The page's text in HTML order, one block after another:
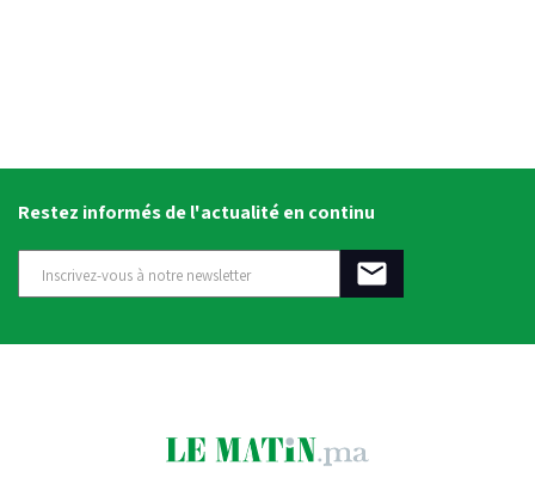
Restez informés de l'actualité en continu